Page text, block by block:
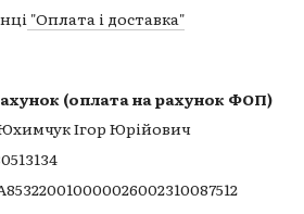
"Оплата і доставка"
(оплата на рахунок ФОП)
Ігор Юрійович